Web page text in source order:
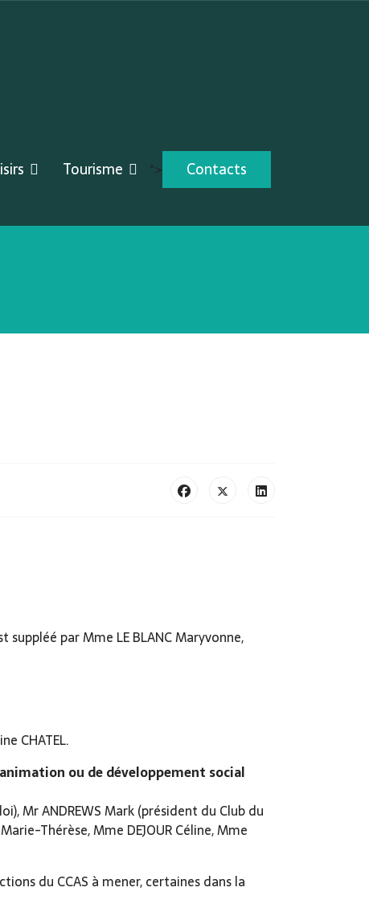
Tourisme "> Contacts
suppléé par Mme LE BLANC Maryvonne,
CHATEL.
ou de développement social
Mr ANDREWS Mark (président du Club du
Thérèse, Mme DEJOUR Céline, Mme
du CCAS à mener, certaines dans la